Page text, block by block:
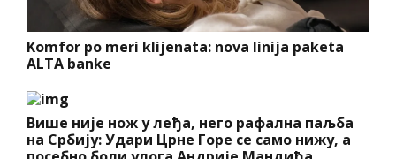
Komfor po meri klijenata: nova linija paketa
ALTA banke
Више није нож у леђа, него рафална паљба
на Србију: Удари Црне Горе се само нижу, а